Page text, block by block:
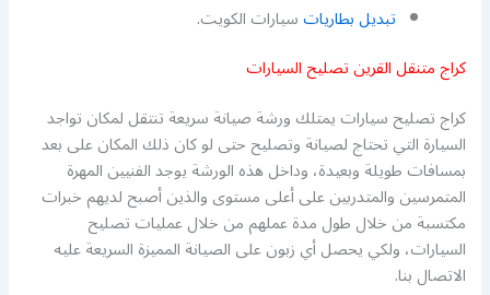
تبديل بطارياتسيارات الكويت.
كراج متنقل القرين تصليح السيارات
كراج تصليح سيارات يمتلك ورشة صيانة سريعة تنتقل لمكان تواجد
السيارة التي تحتاج لصيانة وتصليح حتى لو كان ذلك المكان على بعد
بمسافات طويلة وبعيدة، وداخل هذه الورشة يوجد الفنيين المهرة
المتمرسين والمتدربين على أعلى مستوى والذين أصبح لديهم خبرات
مكتسبة من خلال طول مدة عملهم من خلال عمليات تصليح
السيارات، ولكي يحصل أي زبون على الصيانة المميزة السريعة عليه
الاتصال بنا.